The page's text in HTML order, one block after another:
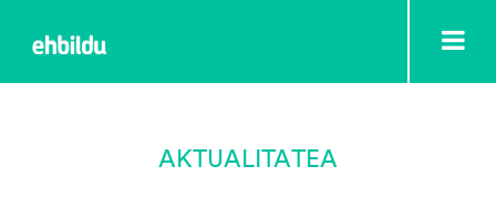
AKTUALITATEA